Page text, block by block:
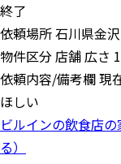
終了
依頼場所 石川県金
物件区分 店舗 広さ
依頼内容/備考欄 現
ほしい
ビルインの飲食店
る）